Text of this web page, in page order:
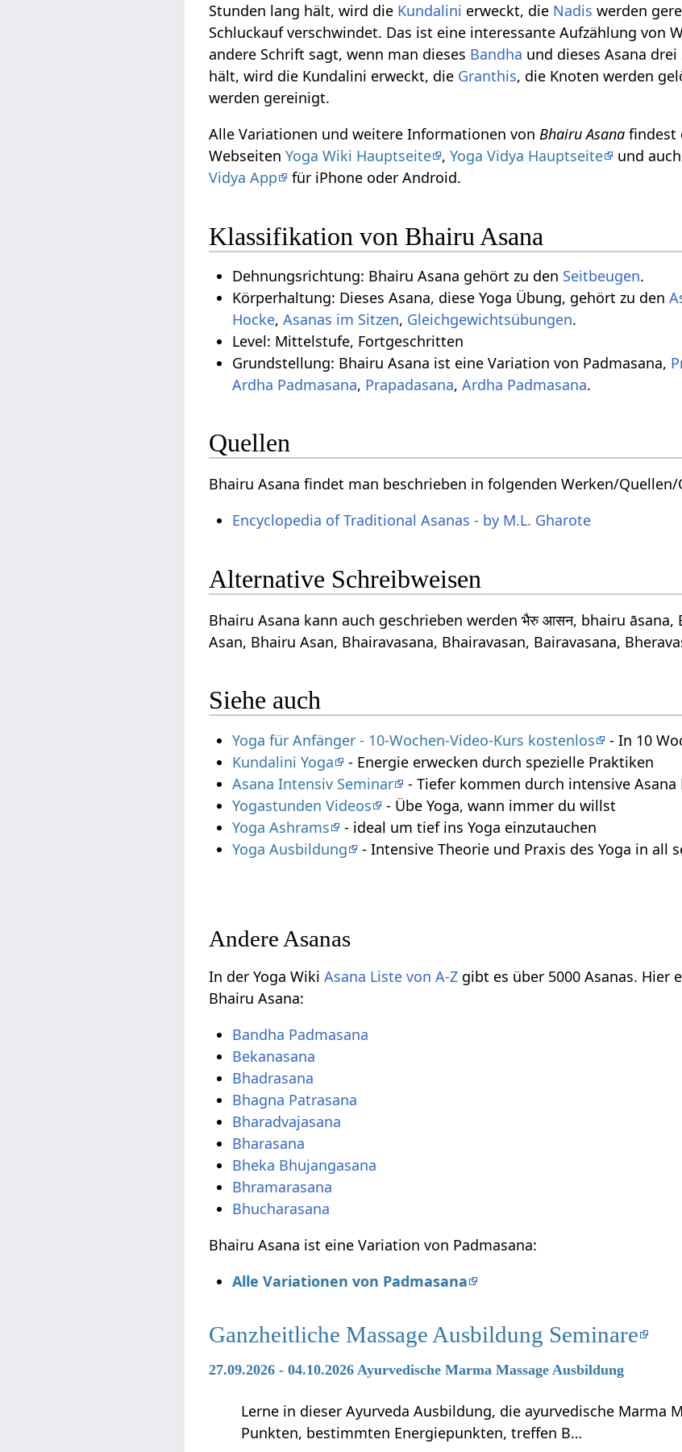
Stunden lang hält, wird die Kundalini erweckt, die Nadis werden
Schluckauf verschwindet. Das ist eine interessante Aufzählung von
andere Schrift sagt, wenn man dieses Bandha und dieses Asana
hält, wird die Kundalini erweckt, die Granthis, die Knoten werden
werden gereinigt.
Alle Variationen und weitere Informationen vonBhairu Asana findest
WebseitenYoga Wiki Hauptseite ,Yoga Vidya Hauptseite und
Vidya App
für iPhone oder Android.
Klassifikation von Bhairu Asana
Dehnungsrichtung: Bhairu Asana gehört zu den Seitbeugen.
Körperhaltung: Dieses Asana, diese Yoga Übung, gehört zu den
Hocke,Asanas im Sitzen, Gleichgewichtsübungen.
Level: Mittelstufe, Fortgeschritten
Grundstellung: Bhairu Asana ist eine Variation von Padmasana,
Ardha Padmasana, Prapadasana,Ardha Padmasana.
Quellen
Bhairu Asana findet man beschrieben in folgenden Werken/Quellen/
Encyclopedia of Traditional Asanas - by M.L. Gharote
Alternative Schreibweisen
Bhairu Asana kann auch geschrieben werden भैरु आसन, bhairu
Asan, Bhairu Asan, Bhairavasana, Bhairavasan, Bairavasana,
Siehe auch
Yoga für Anfänger - 10-Wochen-Video-Kurs kostenlos
- In 10
Kundalini Yoga
- Energie erwecken durch spezielle Praktiken
Asana Intensiv Seminar
- Tiefer kommen durch intensive Asana
Yogastunden Videos
- Übe Yoga, wann immer du willst
Yoga Ashrams
- ideal um tief ins Yoga einzutauchen
Yoga Ausbildung
- Intensive Theorie und Praxis des Yoga in all
Andere Asanas
In der Yoga WikiAsana Liste von A-Z gibt es über 5000 Asanas. Hier
Bhairu Asana:
Bandha Padmasana
Bekanasana
Bhadrasana
Bhagna Patrasana
Bharadvajasana
Bharasana
Bheka Bhujangasana
Bhramarasana
Bhucharasana
Bhairu Asana ist eine Variation von Padmasana:
Alle Variationen von Padmasana
Ganzheitliche Massage Ausbildung Seminare
27.09.2026 - 04.10.2026 Ayurvedische Marma Massage Ausbildung
Lerne in dieser Ayurveda Ausbildung, die ayurvedische Marma
Punkten, bestimmten Energiepunkten, treffen B…